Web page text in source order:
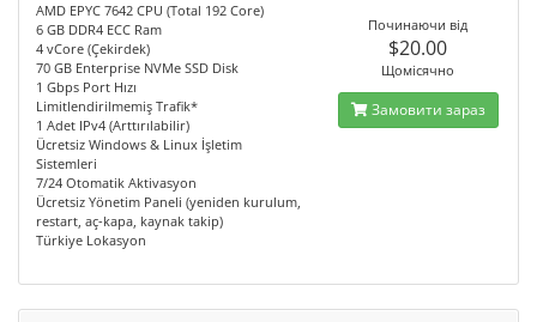
AMD EPYC 7642 CPU (Total 192 Core)
6 GB DDR4 ECC Ram
4 vCore (Çekirdek)
70 GB Enterprise NVMe SSD Disk
1 Gbps Port Hızı
Limitlendirilmemiş Trafik*
1 Adet IPv4 (Arttırılabilir)
Ücretsiz Windows & Linux İşletim
Sistemleri
7/24 Otomatik Aktivasyon
Ücretsiz Yönetim Paneli (yeniden kurulum,
restart, aç-kapa, kaynak takip)
Türkiye Lokasyon
Починаючи від
$20.00
Щомісячно
Замовити зараз